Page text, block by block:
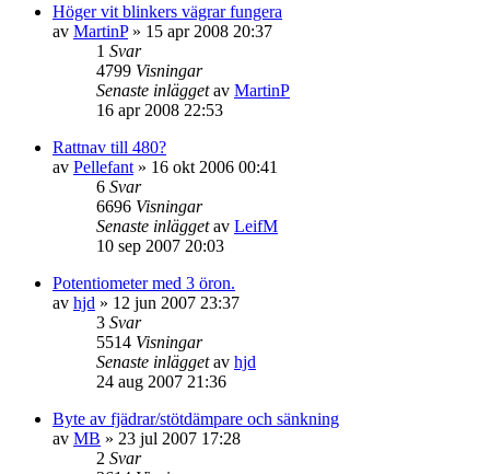
Höger vit blinkers vägrar fungera
av MartinP» 15 apr 2008 20:37
1 Svar
4799 Visningar
Senaste inläggetav MartinP
16 apr 2008 22:53
Rattnav till 480?
av Pellefant » 16 okt 2006 00:41
6 Svar
6696 Visningar
Senaste inläggetav LeifM
10 sep 2007 20:03
Potentiometer med 3 öron.
av hjd » 12 jun 2007 23:37
3 Svar
5514 Visningar
Senaste inläggetav hjd
24 aug 2007 21:36
Byte av fjädrar/stötdämpare och sänkning
av MB » 23 jul 2007 17:28
2 Svar